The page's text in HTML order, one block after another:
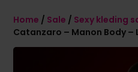
Home / Sale / Sexy kleding
Catanzaro – Manon Body –